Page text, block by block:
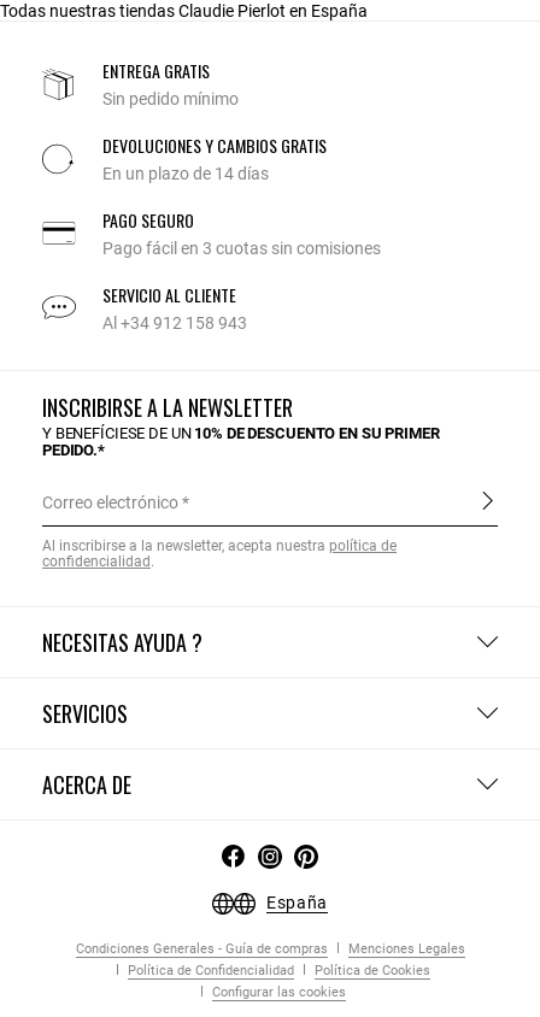
Todas nuestras tiendas Claudie Pierlot en España
ENTREGA GRATIS
Sin pedido mínimo
DEVOLUCIONES Y CAMBIOS GRATIS
En un plazo de 14 días
PAGO SEGURO
Pago fácil en 3 cuotas sin comisiones
SERVICIO AL CLIENTE
Al +34 912 158 943
NECESITAS AYUDA ?
SERVICIOS
ACERCA DE
INSCRIBIRSE A LA NEWSLETTER
Y BENEFÍCIESE DE UN 10% DE DESCUENTO EN SU PRIMER
PEDIDO.*
Correo electrónico
Al inscribirse a la newsletter, acepta nuestra política de
confidencialidad.
España
Condiciones Generales - Guía de compras
Menciones Legales
Política de Confidencialidad
Política de Cookies
Configurar las cookies